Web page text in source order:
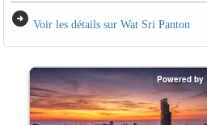
arrow_circle_right Voir les détails sur Wat Sri Panton